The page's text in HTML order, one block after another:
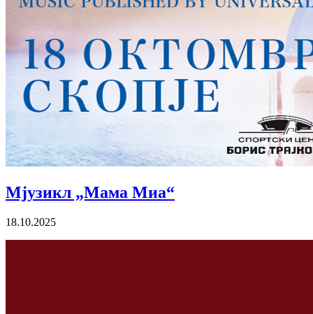
Мјузикл „Мама Миа“
18.10.2025